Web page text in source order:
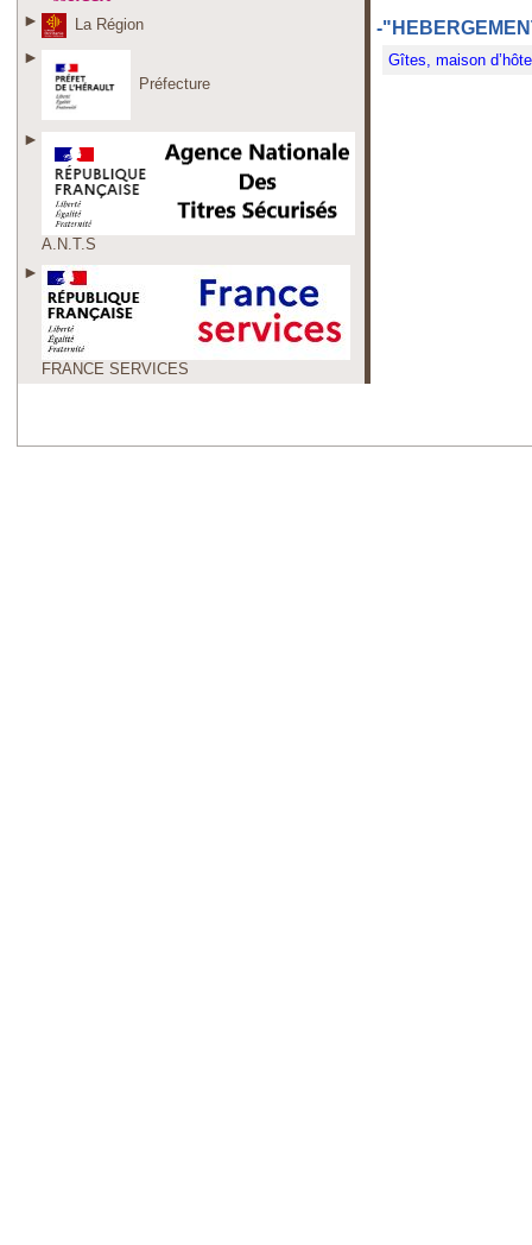
La Région
Préfecture
A.N.T.S
FRANCE SERVICES
-
Gîtes, maison